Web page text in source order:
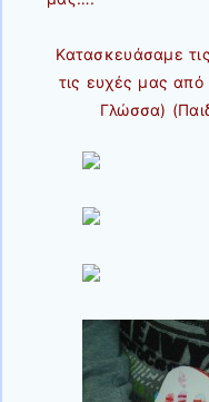
Κατασκευάσαμε
τις ευχές μας
Γλώσσα)